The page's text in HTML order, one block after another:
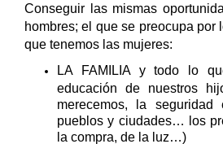
Conseguir las mismas
hombres; el que se preocupa por
que tenemos las mujeres:
LA FAMILIA y todo lo
educación de nuestros
merecemos, la seguridad
pueblos y ciudades… los
la compra, de la luz…)